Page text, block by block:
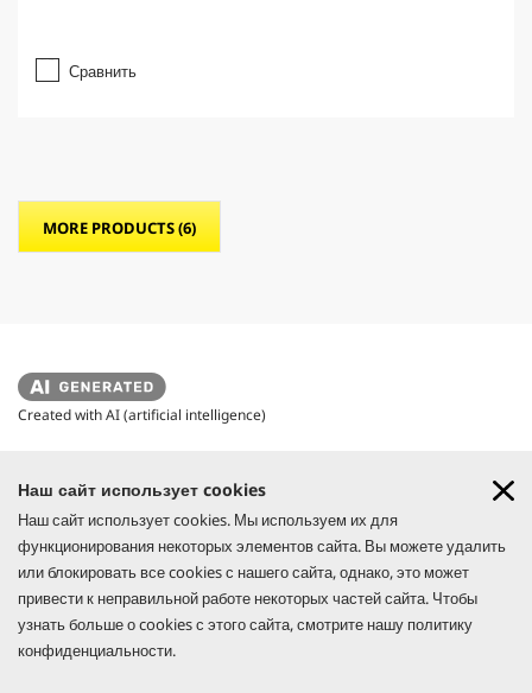
Наш сайт использует cookies
Наш сайт использует cookies. Мы используем их для
функционирования некоторых элементов сайта. Вы можете удалить
или блокировать все cookies с нашего сайта, однако, это может
привести к неправильной работе некоторых частей сайта. Чтобы
узнать больше о cookies с этого сайта, смотрите нашу политику
конфиденциальности.
Узнай больше
УЗНАЙ БОЛЬШЕ
Сравнить
MORE PRODUCTS (6)
Created with AI (artificial intelligence)
ПОЛЕЗНАЯ ИНФОРМАЦИЯ
СОБЛЮДЕНИЕ СООТВЕТСТВИЯ И ЧЕСТНОСТЬ
КОНТАКТЫ
СОЦИАЛЬНЫЕ СЕТИ
CO₂- NEUTRAL WEBSITE